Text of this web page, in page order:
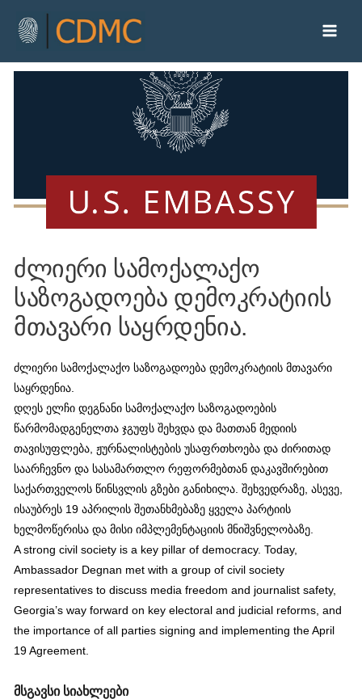
ძლიერი სამოქალაქო
საზოგადოება დემოკრატიის
მთავარი საყრდენია.
ძლიერი სამოქალაქო საზოგადოება დემოკრატიის მთავარი
საყრდენია.
დღეს ელჩი დეგნანი სამოქალაქო საზოგადოების
წარმომადგენელთა ჯგუფს შეხვდა და მათთან მედიის
თავისუფლება, ჟურნალისტების უსაფრთხოება და ძირითად
საარჩევნო და სასამართლო რეფორმებთან დაკავშირებით
საქართველოს წინსვლის გზები განიხილა. შეხვედრაზე, ასევე,
ისაუბრეს 19 აპრილის შეთანხმებაზე ყველა პარტიის
ხელმოწერისა და მისი იმპლემენტაციის მნიშვნელობაზე.
A strong civil society is a key pillar of democracy. Today,
Ambassador Degnan met with a group of civil society
representatives to discuss media freedom and journalist safety,
Georgia’s way forward on key electoral and judicial reforms, and
the importance of all parties signing and implementing the April
19 Agreement.
მსგავსი სიახლეები